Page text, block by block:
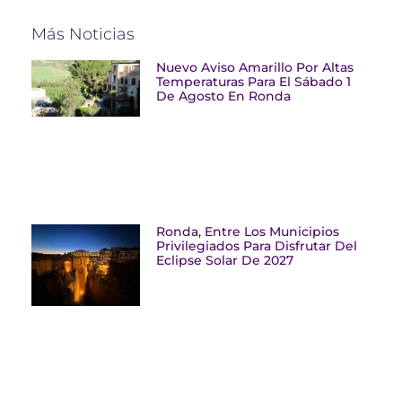
Más Noticias
Nuevo Aviso Amarillo Por Altas
Temperaturas Para El Sábado 1
De Agosto En Ronda
Ronda, Entre Los Municipios
Privilegiados Para Disfrutar Del
Eclipse Solar De 2027